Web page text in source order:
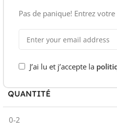
Pas de panique! Entrez
J’ai lu et j’accepte la
QUANTITÉ
0-2